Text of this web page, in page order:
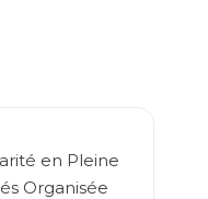
en Pleine
Organisée